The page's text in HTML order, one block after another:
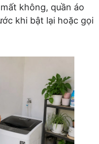
không, quần áo
khi bật lại hoặc gọi